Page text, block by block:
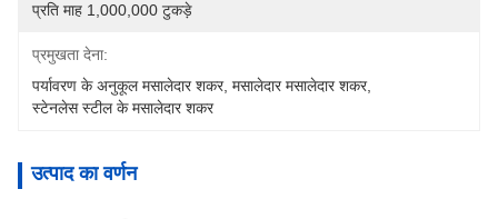
प्रति माह 1,000,000 टुकड़े
प्रमुखता देना:
पर्यावरण के अनुकूल मसालेदार शकर, मसालेदार मसालेदार शकर,
स्टेनलेस स्टील के मसालेदार शकर
उत्पाद का वर्णन